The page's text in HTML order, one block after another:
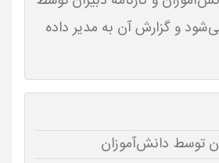
و گزارش آن به مدیر داده
توسط دانش‌آموزان